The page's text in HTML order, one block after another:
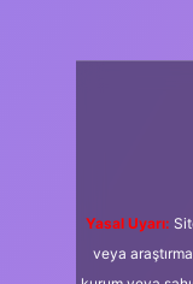
Yasal Uyarı:
veya